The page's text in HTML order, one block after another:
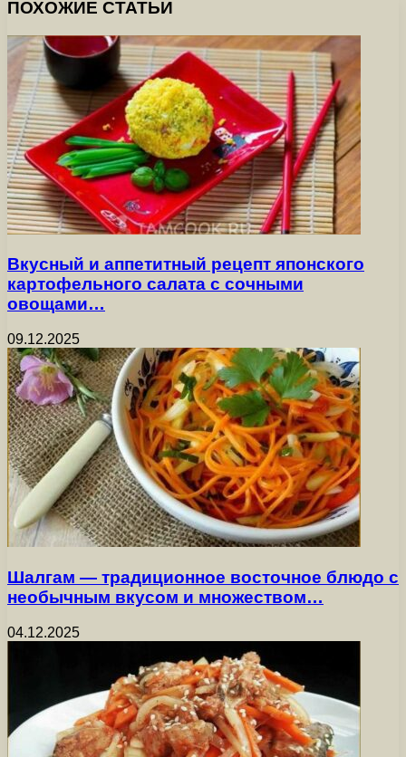
ПОХОЖИЕ СТАТЬИ
Вкусный и аппетитный рецепт японского
картофельного салата с сочными
овощами…
09.12.2025
Шалгам — традиционное восточное блюдо с
необычным вкусом и множеством…
04.12.2025